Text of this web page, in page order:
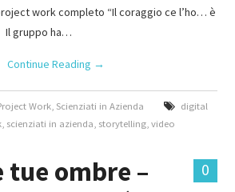
work completo “Il coraggio ce l’ho… è
Il gruppo ha…
Continue Reading →
Work, Scienziati in Azienda
digital
scienziati in azienda storytelling ,video
0
ombre –